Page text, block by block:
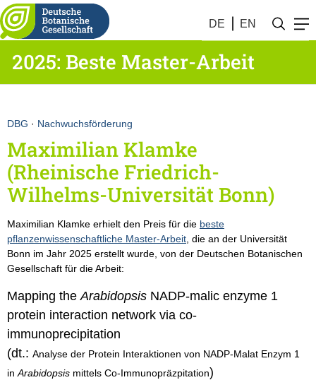
DE EN
2025: Beste Master-Arbeit
DBG · Nachwuchsförderung
Maximilian Klamke
(Rheinische Friedrich-
Wilhelms-Universität Bonn)
Maximilian Klamke erhielt den Preis für die beste
pflanzenwissenschaftliche Master-Arbeit , die an der Universität
Bonn im Jahr 2025 erstellt wurde, von der Deutschen Botanischen
Gesellschaft für die Arbeit:
Mapping theArabidopsis NADP-malic enzyme 1
protein interaction network via co-
immunoprecipitation
(dt.: Analyse der Protein Interaktionen von NADP-Malat Enzym 1
in Arabidopsis mittels Co-Immunopräzpitation)